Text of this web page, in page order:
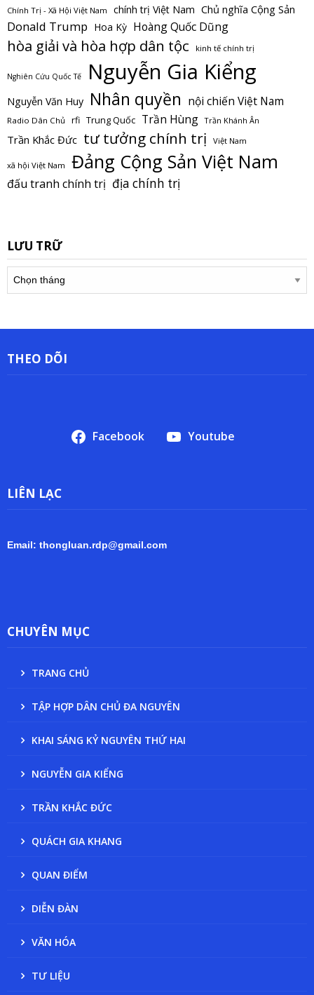
Chính Trị - Xã Hội Việt Nam chính trị Việt Nam Chủ nghĩa Cộng Sản
Donald Trump Hoa Kỳ Hoàng Quốc Dũng
hòa giải và hòa hợp dân tộc kinh tế chính trị
Nghiên Cứu Quốc Tế Nguyễn Gia Kiểng
Nguyễn Văn Huy Nhân quyền nội chiến Việt Nam
Radio Dân Chủ rfi Trung Quốc Trần Hùng Trần Khánh Ân
Trần Khắc Đức tư tưởng chính trị Việt Nam
xã hội Việt Nam Đảng Cộng Sản Việt Nam
đấu tranh chính trị địa chính trị
LƯU TRỮ
trữ
THEO DÕI
Facebook Youtube
LIÊN LẠC
Email: thongluan.rdp@gmail.com
CHUYÊN MỤC
TRANG CHỦ
TẬP HỢP DÂN CHỦ ĐA NGUYÊN
KHAI SÁNG KỶ NGUYÊN THỨ HAI
NGUYỄN GIA KIỂNG
TRẦN KHẮC ĐỨC
QUÁCH GIA KHANG
QUAN ĐIỂM
DIỄN ĐÀN
VĂN HÓA
TƯ LIỆU